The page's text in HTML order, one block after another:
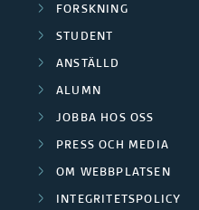
FORSKNING
STUDENT
ANSTÄLLD
ALUMN
JOBBA HOS OSS
PRESS OCH MEDIA
OM WEBBPLATSEN
INTEGRITETSPOLICY